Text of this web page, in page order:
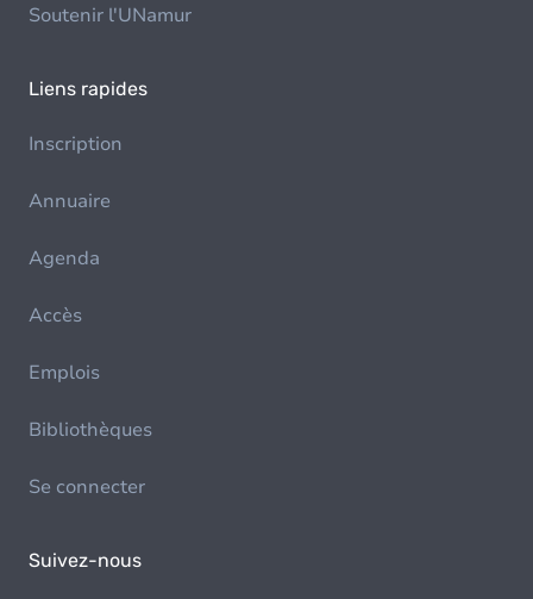
Soutenir l'UNamur
Liens rapides
Inscription
Annuaire
Agenda
Accès
Emplois
Bibliothèques
Se connecter
Suivez-nous